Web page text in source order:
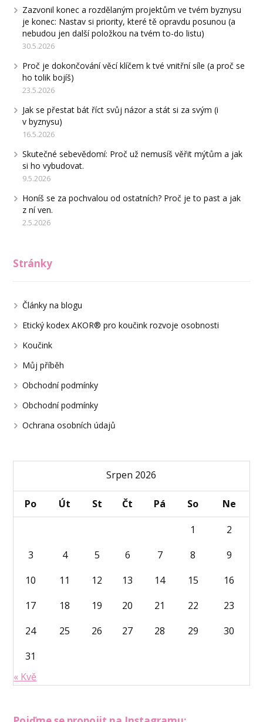
Zazvonil konec a rozdělaným projektům ve tvém byznysu
je konec: Nastav si priority, které tě opravdu posunou (a
nebudou jen další položkou na tvém to-do listu)
30.5.2026
Proč je dokončování věcí klíčem k tvé vnitřní síle (a proč se
ho tolik bojíš)
23.5.2026
Jak se přestat bát říct svůj názor a stát si za svým (i
v byznysu)
16.5.2026
Skutečné sebevědomí: Proč už nemusíš věřit mýtům a jak
si ho vybudovat.
9.5.2026
Honíš se za pochvalou od ostatních? Proč je to past a jak
z ní ven.
2.5.2026
Stránky
Články na blogu
Etický kodex AKOR® pro koučink rozvoje osobnosti
Koučink
Můj příběh
Obchodní podmínky
Obchodní podmínky
Ochrana osobních údajů
Srpen 2026
Po Út St Čt Pá So
Ne
1
2
3
4 5 6 7 8
9
10
11 12 13 14 15
16
17
18 19 20 21 22
23
24
25 26 27 28 29
30
31
« Kvě